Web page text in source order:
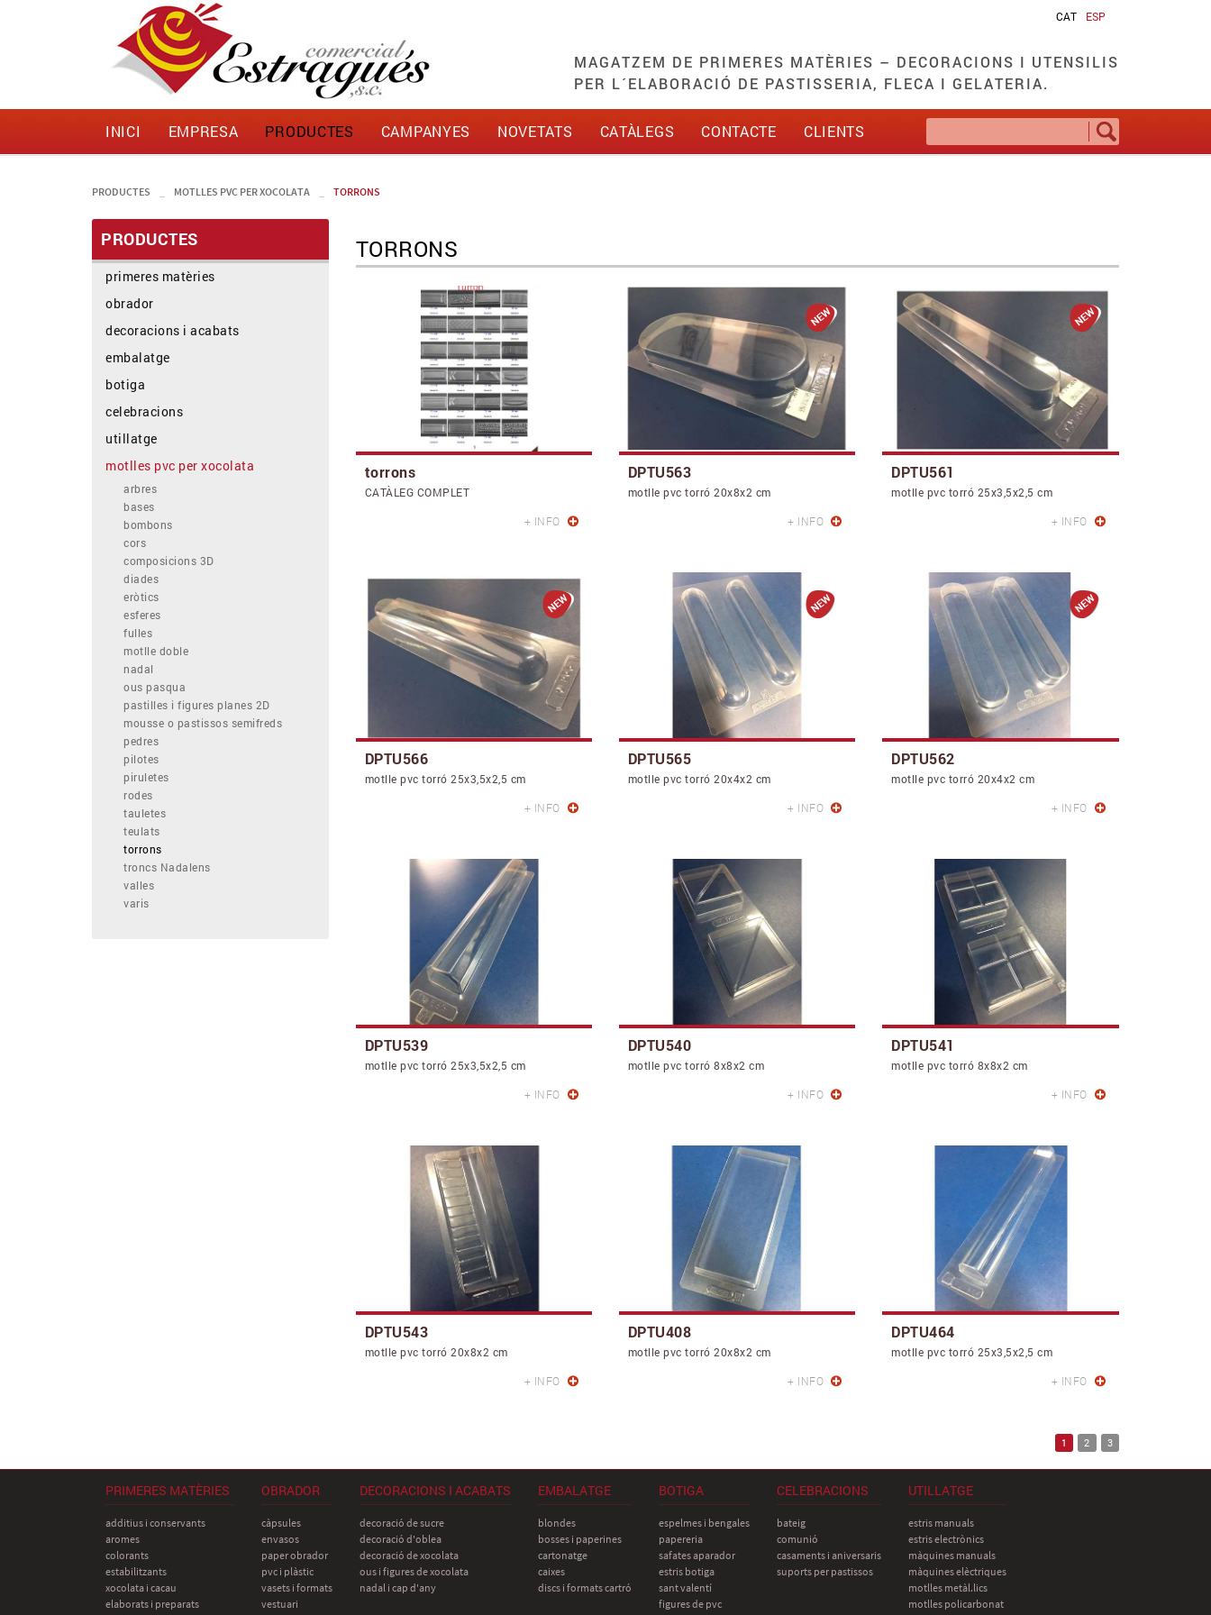
CAT ESP
MAGATZEM DE PRIMERES MATÈRIES – DECORACIONS I UTENSILIS
PER L´ELABORACIÓ DE PASTISSERIA, FLECA I GELATERIA.
INICI EMPRESA PRODUCTES CAMPANYES NOVETATS CATÀLEGS CONTACTE CLIENTS
PRODUCTES MOTLLES PVC PER XOCOLATA TORRONS
PRODUCTES
primeres matèries
obrador
decoracions i acabats
embalatge
botiga
celebracions
utillatge
motlles pvc per xocolata
arbres
bases
bombons
cors
composicions 3D
diades
eròtics
esferes
fulles
motlle doble
nadal
ous pasqua
pastilles i figures planes 2D
mousse o pastissos semifreds
pedres
pilotes
piruletes
rodes
tauletes
teulats
torrons
troncs Nadalens
valles
varis
TORRONS
torrons
CATÀLEG COMPLET
+ INFO
DPTU563
motlle pvc torró 20x8x2 cm
+ INFO
DPTU561
motlle pvc torró 25x3,5x2,5 cm
+ INFO
DPTU566
motlle pvc torró 25x3,5x2,5 cm
+ INFO
DPTU565
motlle pvc torró 20x4x2 cm
+ INFO
DPTU562
motlle pvc torró 20x4x2 cm
+ INFO
DPTU539
motlle pvc torró 25x3,5x2,5 cm
+ INFO
DPTU540
motlle pvc torró 8x8x2 cm
+ INFO
DPTU541
motlle pvc torró 8x8x2 cm
+ INFO
DPTU543
motlle pvc torró 20x8x2 cm
+ INFO
DPTU408
motlle pvc torró 20x8x2 cm
+ INFO
DPTU464
motlle pvc torró 25x3,5x2,5 cm
+ INFO
1 2 3
PRIMERES MATÈRIES
additius i conservants
aromes
colorants
estabilitzants
xocolata i cacau
elaborats i preparats
OBRADOR
càpsules
envasos
paper obrador
pvc i plàstic
vasets i formats
vestuari
DECORACIONS I ACABATS
decoració de sucre
decoració d'oblea
decoració de xocolata
ous i figures de xocolata
nadal i cap d'any
EMBALATGE
blondes
bosses i paperines
cartonatge
caixes
discs i formats cartró
BOTIGA
espelmes i bengales
papereria
safates aparador
estris botiga
sant valentí
figures de pvc
CELEBRACIONS
bateig
comunió
casaments i aniversaris
suports per pastissos
UTILLATGE
estris manuals
estris electrònics
màquines manuals
màquines elèctriques
motlles metàl.lics
motlles policarbonat